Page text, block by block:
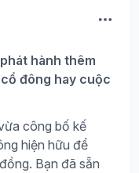
hành thêm
đông hay cuộc
công bố kế
hiện hữu để
Bạn đã sẵn